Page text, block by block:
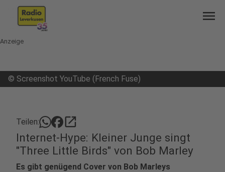
menu
Anzeige
© Screenshot YouTube (French Fuse)
Teilen: open_in_new
Internet-Hype: Kleiner Junge singt
"Three Little Birds" von Bob Marley
Es gibt genügend Cover von Bob Marleys